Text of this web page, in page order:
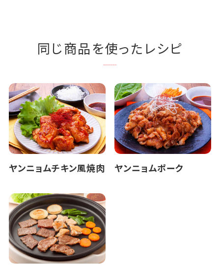
同じ商品を使ったレシピ
ヤンニョムチキン風焼肉 ヤンニョムポーク